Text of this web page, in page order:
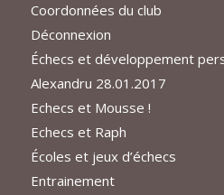
Coordonnées du club
Déconnexion
Échecs et développement
Alexandru 28.01.2017
Echecs et Mousse !
Echecs et Raph
Écoles et jeux d’échecs
Entrainement